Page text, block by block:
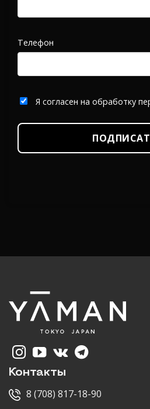
Телефон
Я согласен на обработку
Контакты
8 (708) 817-18-90